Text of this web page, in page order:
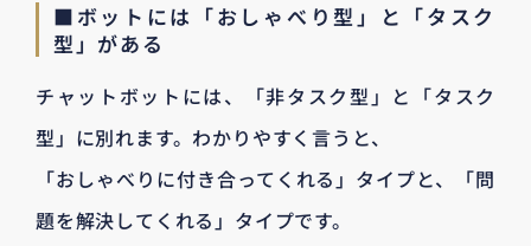
■ボットには「おしゃべり型」と「タスク
型」がある
チャットボットには、「非タスク型」と「タスク
型」に別れます。わかりやすく言うと、
「おしゃべりに付き合ってくれる」タイプと、「問
題を解決してくれる」タイプです。